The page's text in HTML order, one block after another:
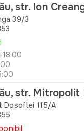
str. Ion
39/3
str.
Dosoftei 115/A